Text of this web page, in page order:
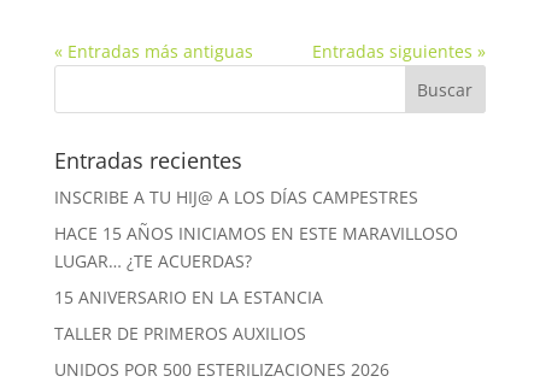
« Entradas más antiguas Entradas siguientes »
Entradas recientes
INSCRIBE A TU HIJ@ A LOS DÍAS CAMPESTRES
HACE 15 AÑOS INICIAMOS EN ESTE MARAVILLOSO
LUGAR… ¿TE ACUERDAS?
15 ANIVERSARIO EN LA ESTANCIA
TALLER DE PRIMEROS AUXILIOS
UNIDOS POR 500 ESTERILIZACIONES 2026